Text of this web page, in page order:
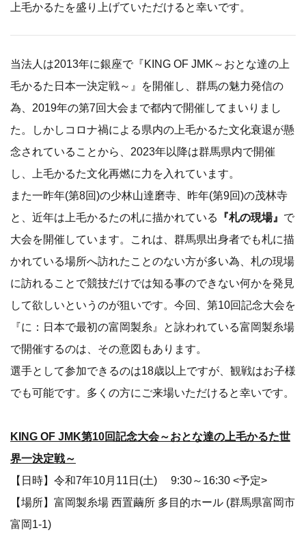
上毛かるたを盛り上げていただけると幸いです。
当法人は2013年に銀座で『KING OF JMK～おとな達の上
毛かるた日本一決定戦～』を開催し、群馬の魅力発信の
為、2019年の第7回大会まで都内で開催してまいりまし
た。しかしコロナ禍による県内の上毛かるた文化衰退が懸
念されていることから、2023年以降は群馬県内で開催
し、上毛かるた文化再燃に力を入れています。
また一昨年(第8回)の少林山達磨寺、昨年(第9回)の茂林寺
と、近年は上毛かるたの札に描かれている
『札の現場』 で
大会を開催しています。これは、群馬県出身者でも札に描
かれている場所へ訪れたことのない方が多い為、札の現場
に訪れることで競技だけでは知る事のできない何かを発見
して欲しいというのが狙いです。今回、第10回記念大会を
『に：日本で最初の富岡製糸』と詠われている富岡製糸場
で開催するのは、その意図もあります。
選手として参加できるのは18歳以上ですが、観戦はお子様
でも可能です。多くの方にご来場いただけると幸いです。
KING OF JMK第10回記念大会～おとな達の上毛かるた世
界一決定戦～
【日時】令和7年10月11日(土) 9:30～16:30 <予定>
【場所】富岡製糸場 西置繭所 多目的ホール (群馬県富岡市
富岡1-1)